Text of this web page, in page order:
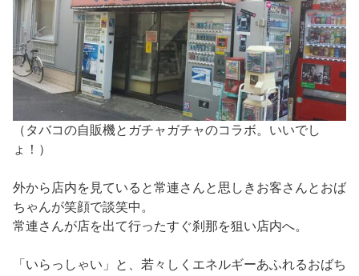
（タバコの自販機とガチャガチャのコラボ。いいでし
ょ！）
外から店内を見ていると常連さんと思しきお客さんとおば
ちゃんが笑顔で談笑中。
常連さんが店を出て行ったすぐ刹那を狙い店内へ。
「いらっしゃい」と、若々しくエネルギーあふれるおばち